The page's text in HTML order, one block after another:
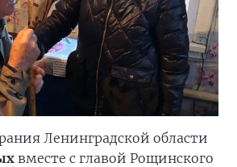
Ленинградской области
вместе с главой Рощинского